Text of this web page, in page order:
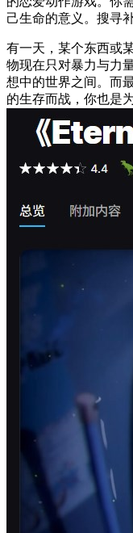
己生命的意义。搜寻
有一天，某个东西或
物现在只对暴力与力
想中的世界之间。而
的生存而战，你也是